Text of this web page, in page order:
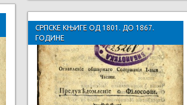
СРПСКЕ КЊИГЕ ОД 1801. ДО 1867.
ГОДИНЕ